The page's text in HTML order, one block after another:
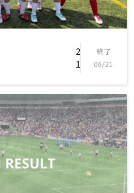
2
1
終了
06/21